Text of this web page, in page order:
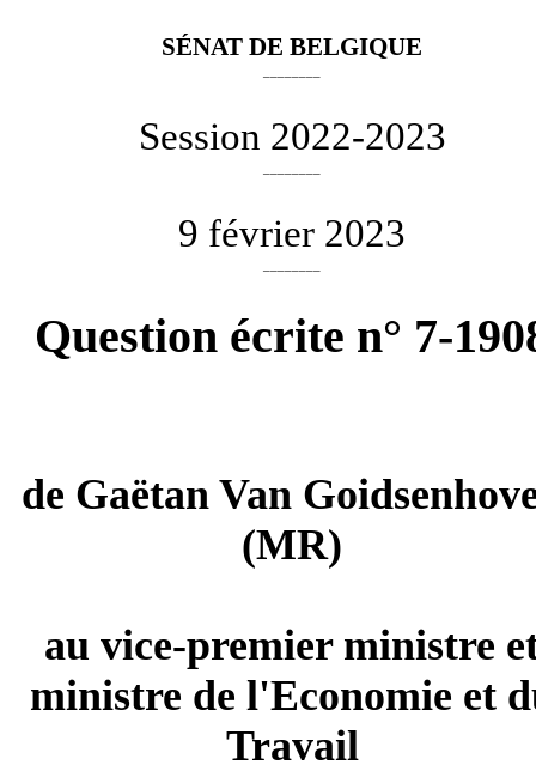
SÉNAT DE BELGIQUE
Session 2022-2023
9 février 2023
Question écrite n° 7-
de Gaëtan Van
(MR)
au vice-premier ministre
ministre de l'Economie et
Travail